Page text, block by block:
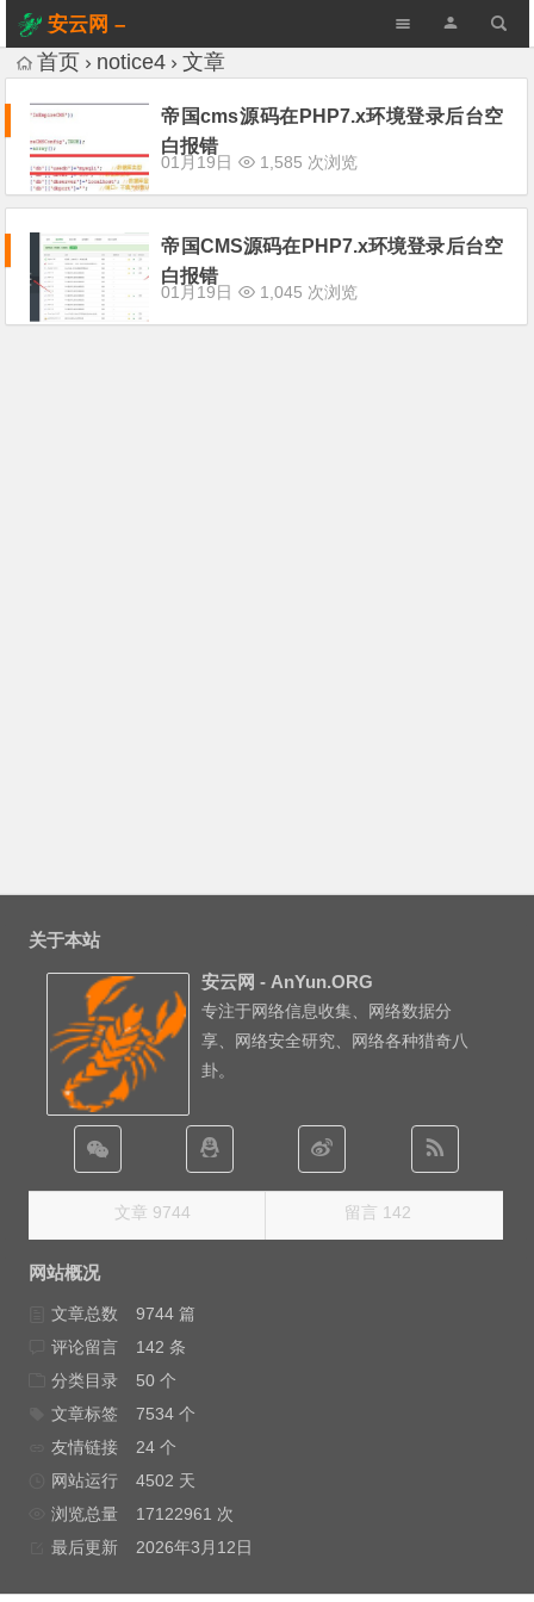
安云网 –
AnYun.ORG
首页 notice4 文章
帝国cms源码在PHP7.x环境登录后台空
白报错
01月19日 1,585 次浏览
帝国CMS源码在PHP7.x环境登录后台空
白报错
01月19日 1,045 次浏览
关于本站
安云网 - AnYun.ORG
专注于网络信息收集、网络数据分
享、网络安全研究、网络各种猎奇八
卦。
文章 9744 留言 142
网站概况
文章总数
9744 篇
评论留言
142 条
分类目录
50 个
文章标签
7534 个
友情链接
24 个
网站运行
4502 天
浏览总量
17122961 次
最后更新
2026年3月12日